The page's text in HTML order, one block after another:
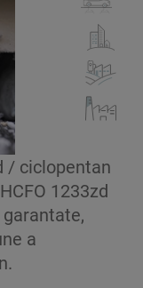
/ ciclopentan
1233zd
a